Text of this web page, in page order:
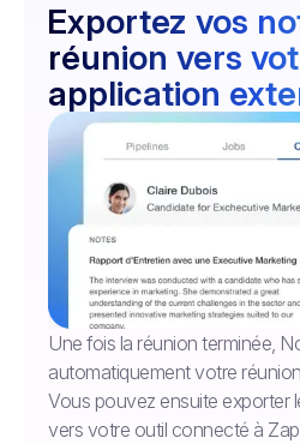
Exportez vos
réunion vers
application
Une fois la réunion terminée,
automatiquement votre
Vous pouvez ensuite exporter
vers votre outil connecté à